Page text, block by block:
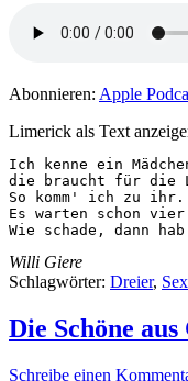
Abonnieren: Apple
Limerick als Text
Ich kenne ein
die braucht für die
So komm' ich zu ihr.
Es warten schon
Wie schade, dann
Willi Giere
Schlagwörter: Dreier, Sex
Die Schöne
Schreibe einen